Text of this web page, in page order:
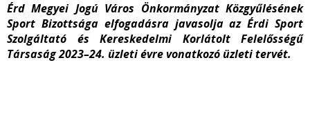
Érd Megyei Jogú Város Önkormányzat Közgyűlésének
Sport Bizottsága elfogadásra javasolja az Érdi Sport
Szolgáltató és Kereskedelmi Korlátolt Felelősségű
Társaság 2023–24. üzleti évre vonatkozó üzleti tervét.